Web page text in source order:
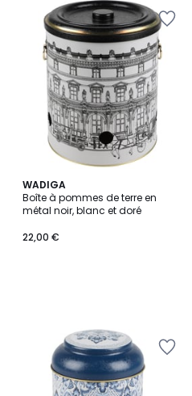
WADIGA
Boîte à pommes de terre en
métal noir, blanc et doré
22,00 €